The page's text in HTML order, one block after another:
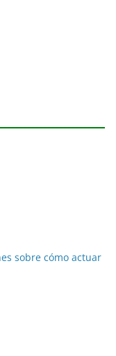
sobre cómo actuar